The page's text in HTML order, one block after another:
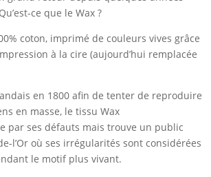
ce que le Wax ?
coton, imprimé de couleurs vives grâce
à la cire (aujourd’hui remplacée
en 1800 afin de tenter de reproduire
en masse, le tissu Wax
par ses défauts mais trouve un public
l’Or où ses irrégularités sont considérées
le motif plus vivant.